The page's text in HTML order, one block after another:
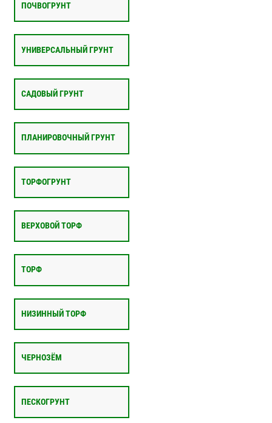
ПОЧВОГРУНТ
УНИВЕРСАЛЬНЫЙ ГРУНТ
САДОВЫЙ ГРУНТ
ПЛАНИРОВОЧНЫЙ ГРУНТ
ТОРФОГРУНТ
ВЕРХОВОЙ ТОРФ
ТОРФ
НИЗИННЫЙ ТОРФ
ЧЕРНОЗЁМ
ПЕСКОГРУНТ